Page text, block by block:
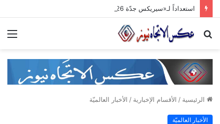
بحث
الرئيسية / الأقسام الإخبارية / الأخبار العالميّة
الأخبار العالميّة